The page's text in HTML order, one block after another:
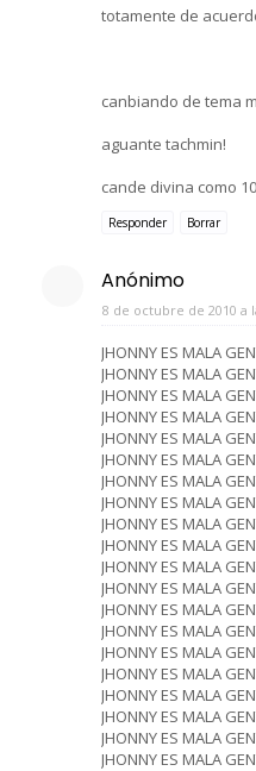
totamente de
canbiando de tema
aguante tachmin!
cande divina como
Responder Borrar
Anónimo
8 de octubre de 2010 a
JHONNY ES MALA
JHONNY ES MALA
JHONNY ES MALA
JHONNY ES MALA
JHONNY ES MALA
JHONNY ES MALA
JHONNY ES MALA
JHONNY ES MALA
JHONNY ES MALA
JHONNY ES MALA
JHONNY ES MALA
JHONNY ES MALA
JHONNY ES MALA
JHONNY ES MALA
JHONNY ES MALA
JHONNY ES MALA
JHONNY ES MALA
JHONNY ES MALA
JHONNY ES MALA
JHONNY ES MALA